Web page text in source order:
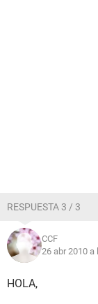
RESPUESTA 3 / 3
CCF
26 abr 2010 a
HOLA,